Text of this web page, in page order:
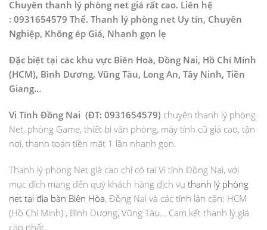
Chuyên thanh lý phòng net giá rất cao. Liên hệ
: 0931654579 Thể. Thanh lý phòng net Uy tín, Chuyên
Nghiệp, Không ép Giá, Nhanh gọn lẹ
Đặc biệt tại các khu vực Biên Hoà, Đồng Nai, Hồ Chí Mính
(HCM), Bình Dương, Vũng Tàu, Long An, Tây Ninh, Tiền
Giang…
Vi Tính Đồng Nai (ĐT: 0931654579) chuyên thanh lý phòng
Net, phòng Game, thiết bị văn phòng, máy tính cũ giá cao, tận
nơi, thanh toán tiền mặt 1 lần nhanh gọn.
Thanh lý phòng Net giá cao chỉ có tại Vi tính Đồng Nai, với
mục đích mang đến quý khách hàng dịch vụ thanh lý phòng
net tại địa bàn Biên Hòa, Đồng Nai và các tỉnh lân cận: HCM
(Hồ Chí Minh) , Bình Dương, Vũng Tàu… Cam kết thanh lý giá
cao nhất.